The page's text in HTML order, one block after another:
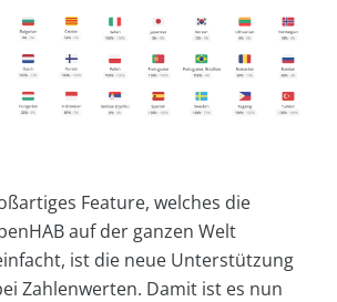
Feature, welches die
auf der ganzen Welt
ist die neue Unterstützung
Zahlenwerten. Damit ist es nun